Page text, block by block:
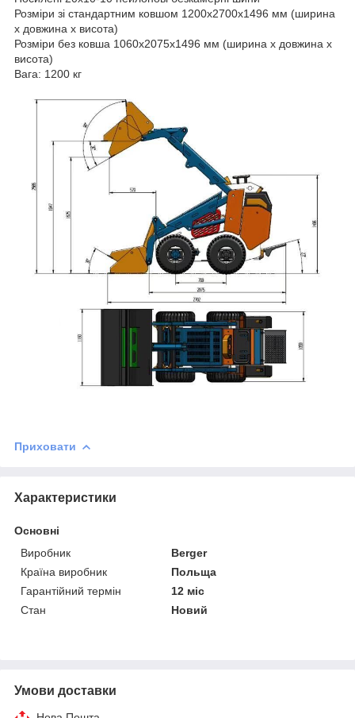
Розміри зі стандартним ковшом 1200x2700x1496 мм (ширина
x довжина x висота)
Розміри без ковша 1060x2075x1496 мм (ширина x довжина x
висота)
Вага: 1200 кг
Приховати
Характеристики
Основні
Виробник
Berger
Країна виробник
Польща
Гарантійний термін
12 міс
Стан
Новий
Умови доставки